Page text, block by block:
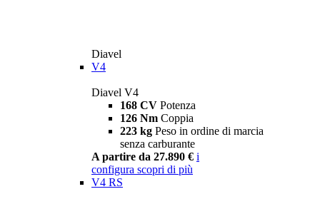
Diavel
V4
Diavel V4
168 CV Potenza
126 Nm Coppia
223 kg Peso in ordine di marcia
senza carburante
A partire da 27.890 € i
configura scopri di più
V4 RS